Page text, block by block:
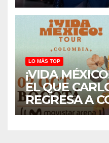
LO MÁS TOP
¡VIDA
EL QUE
REGRESA A